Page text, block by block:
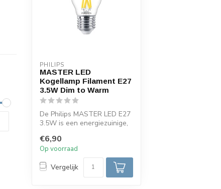
PHILIPS
MASTER LED
Kogellamp Filament E27
3.5W Dim to Warm
De Philips MASTER LED E27
3.5W is een energiezuinige,
t...
€6,90
Op voorraad
Vergelijk